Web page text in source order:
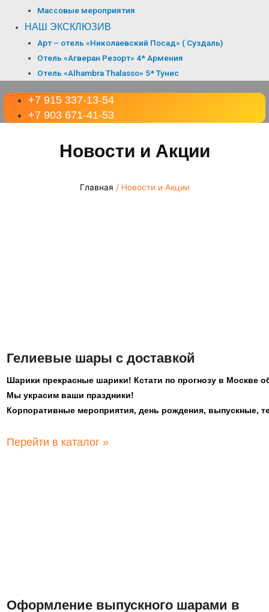
Массовые мероприятия
НАШ ЭКСКЛЮЗИВ
Арт – отель «Николаевский Посад» ( Суздаль)
Отель «Агверан Резорт» 4* Армения
Отель «Alhambra Thalasso» 5* Тунис
+7 915 337-13-54
+7 903 671-41-53
Новости и Акции
Главная / Новости и Акции
Гелиевые шары с доставкой
Шарики прекрасные шарики! Кстати по прогнозу в Москве
Мы украсим ваши праздники!
Корпоративные мероприятия, день рождения, выпускные,
Перейти в каталог »
Оформление выпускного шарами в